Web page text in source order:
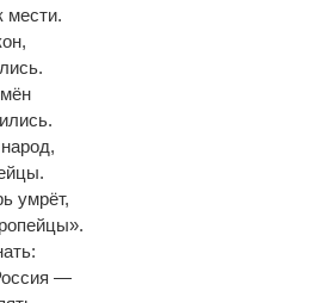
мести.
умрëт,
—